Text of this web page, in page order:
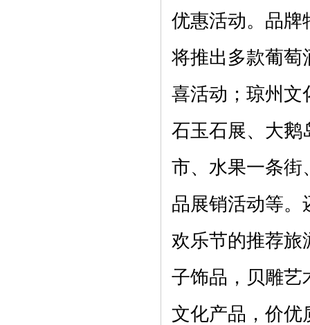
优惠活动。品牌
将推出多款葡萄
喜活动；琼州文
石玉石展、大鹅
市、水果一条街
品展销活动等。
欢乐节的推荐旅
子饰品，贝雕艺
文化产品，价优